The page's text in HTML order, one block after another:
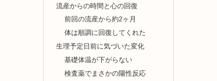
流産からの時間と心の回復
前回の流産から約2ヶ月
体は順調に回復してくれた
生理予定日前に気づいた変化
基礎体温が下がらない
検査薬でまさかの陽性反応